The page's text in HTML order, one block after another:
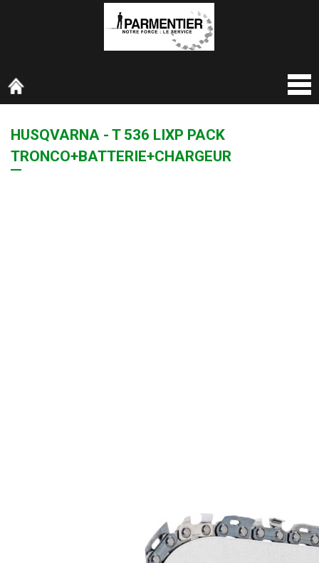
HUSQVARNA - T 536 LIXP PACK
TRONCO+BATTERIE+CHARGEUR